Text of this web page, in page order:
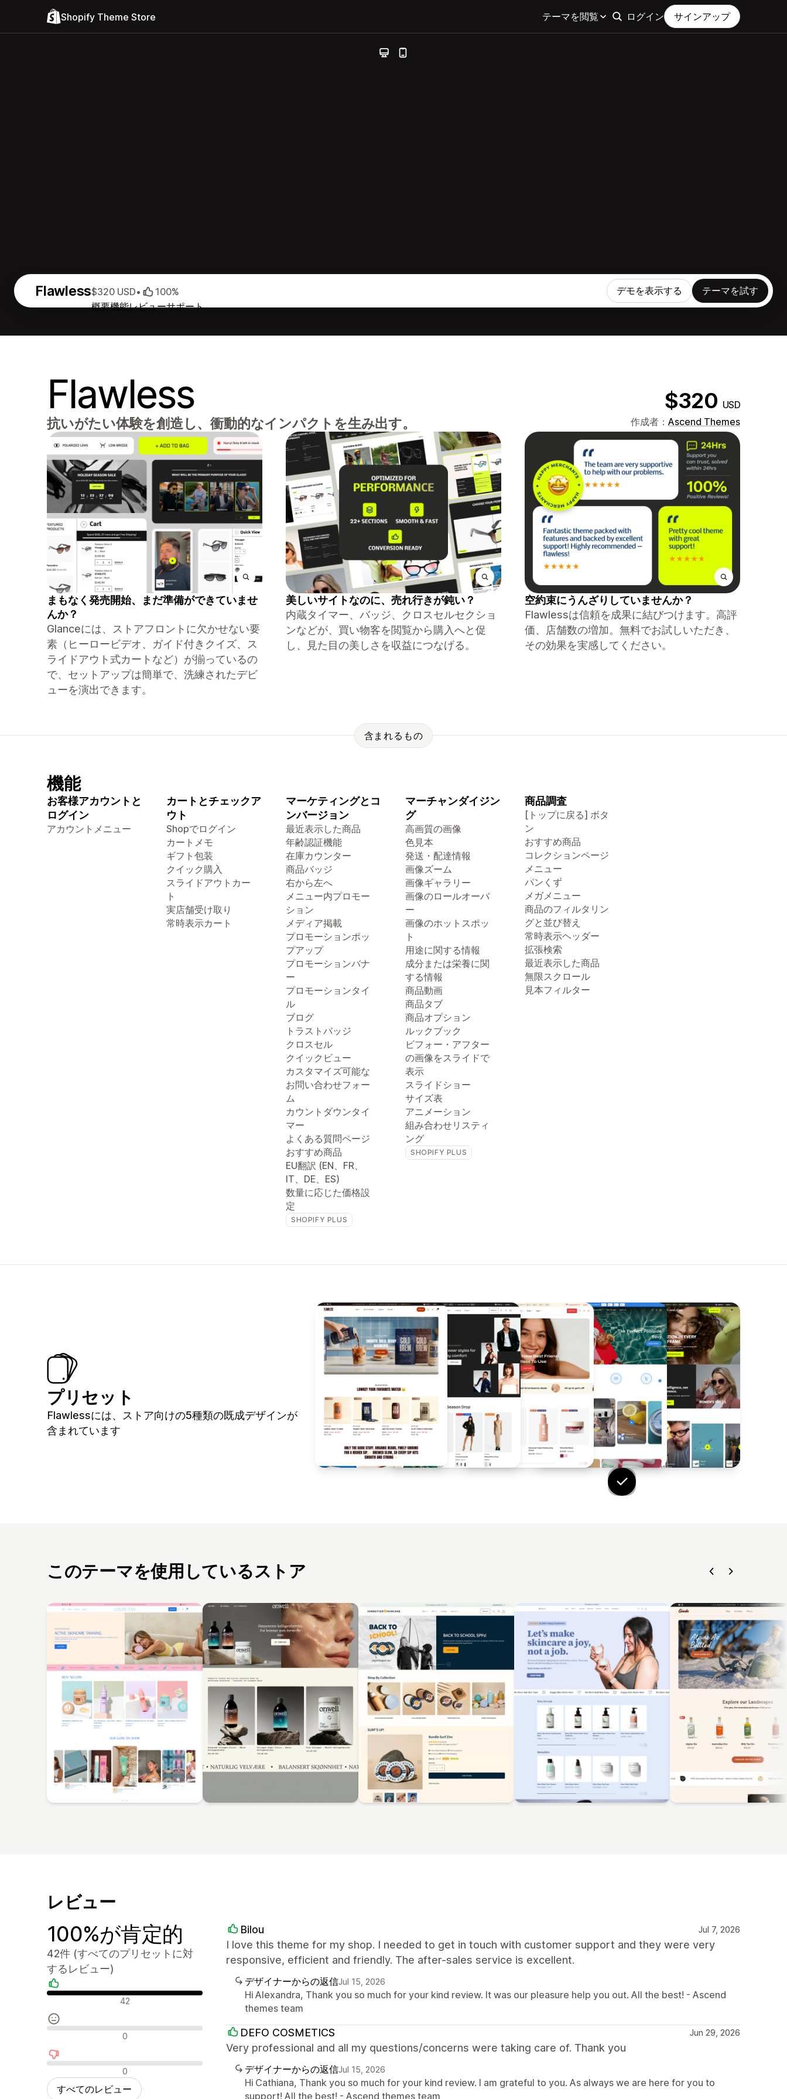
Shopify Theme Store テーマを閲覧 ログイン サインアップ
Flawless
概要機能レビューサポート
$320 USD• 100% デモを表示する テーマを試す
Flawless $320 USD
抗いがたい体験を創造し、衝動的なインパクトを生み出す。 作成者： Ascend Themes
まもなく発売開始、まだ準備ができていませ
んか？
Glanceには、ストアフロントに欠かせない要
素（ヒーロービデオ、ガイド付きクイズ、ス
ライドアウト式カートなど）が揃っているの
で、セットアップは簡単で、洗練されたデビ
ューを演出できます。
美しいサイトなのに、売れ行きが鈍い？
内蔵タイマー、バッジ、クロスセルセクショ
ンなどが、買い物客を閲覧から購入へと促
し、見た目の美しさを収益につなげる。
空約束にうんざりしていませんか？
Flawlessは信頼を成果に結びつけます。高評
価、店舗数の増加。無料でお試しいただき、
その効果を実感してください。
含まれるもの
機能
お客様アカウントと
ログイン
アカウントメニュー
カートとチェックア
ウト
Shopでログイン
カートメモ
ギフト包装
クイック購入
スライドアウトカー
ト
実店舗受け取り
常時表示カート
マーケティングとコ
ンバージョン
最近表示した商品
年齢認証機能
在庫カウンター
商品バッジ
右から左へ
メニュー内プロモー
ション
メディア掲載
プロモーションポッ
プアップ
プロモーションバナ
ー
プロモーションタイ
ル
ブログ
トラストバッジ
クロスセル
クイックビュー
カスタマイズ可能な
お問い合わせフォー
ム
カウントダウンタイ
マー
よくある質問ページ
おすすめ商品
EU翻訳 (EN、FR、
IT、DE、ES)
数量に応じた価格設
定
SHOPIFY PLUS
マーチャンダイジン
グ
高画質の画像
色見本
発送・配達情報
画像ズーム
画像ギャラリー
画像のロールオーバ
ー
画像のホットスポッ
ト
用途に関する情報
成分または栄養に関
する情報
商品動画
商品タブ
商品オプション
ルックブック
ビフォー・アフター
の画像をスライドで
表示
スライドショー
サイズ表
アニメーション
組み合わせリスティ
ング
SHOPIFY PLUS
商品調査
[トップに戻る] ボタ
ン
おすすめ商品
コレクションページ
メニュー
パンくず
メガメニュー
商品のフィルタリン
グと並び替え
常時表示ヘッダー
拡張検索
最近表示した商品
無限スクロール
見本フィルター
プリセット
Flawlessには、ストア向けの5種類の既成デザインが
含まれています
このテーマを使用しているストア
レビュー
100%が肯定的
42件 (すべてのプリセットに対
するレビュー)
肯定的なレビュー42
中間的なレビュー0
否定的なレビュー0
すべてのレビュー
Bilou Jul 7, 2026
I love this theme for my shop. I needed to get in touch with customer support and they were very
responsive, efficient and friendly. The after-sales service is excellent.
デザイナーからの返信Jul 15, 2026
Hi Alexandra, Thank you so much for your kind review. It was our pleasure help you out. All the best! - Ascend
themes team
DEFO COSMETICS Jun 29, 2026
Very professional and all my questions/concerns were taking care of. Thank you
デザイナーからの返信Jul 15, 2026
Hi Cathiana, Thank you so much for your kind review. I am grateful to you. As always we are here for you to
support! All the best! - Ascend themes team